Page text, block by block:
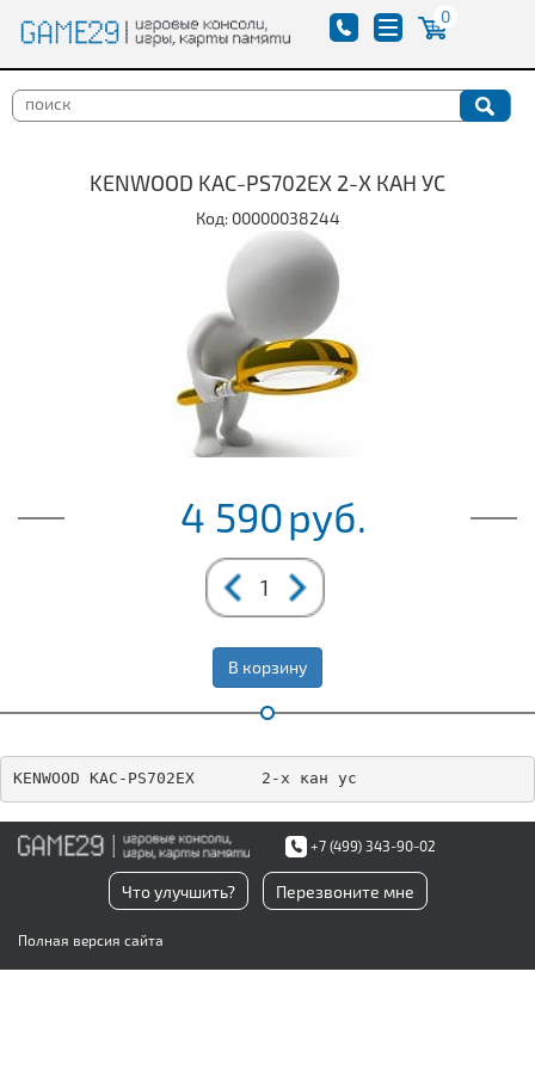
0
KENWOOD KAC-PS702EX 2-Х КАН УС
Код: 00000038244
4 590руб.
В корзину
KENWOOD KAC-PS702EX       2-х кан ус
+7 (499) 343-90-02
Что улучшить? Перезвоните мне
Полная версия сайта